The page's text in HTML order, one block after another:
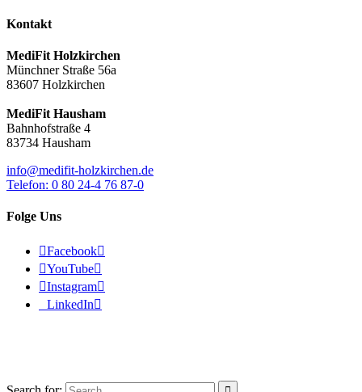
Kontakt
MediFit Holzkirchen
Münchner Straße 56a
83607 Holzkirchen
MediFit Hausham
Bahnhofstraße 4
83734 Hausham
info@medifit-holzkirchen.de
Telefon: 0 80 24-4 76 87-0
Folge Uns
Facebook
YouTube
Instagram
LinkedIn